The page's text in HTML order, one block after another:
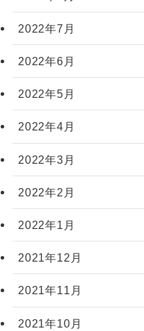
2022年7月
2022年6月
2022年5月
2022年4月
2022年3月
2022年2月
2022年1月
2021年12月
2021年11月
2021年10月